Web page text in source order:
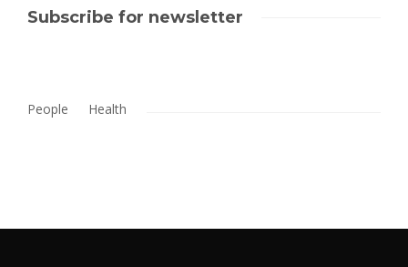
Subscribe for newsletter
People Health